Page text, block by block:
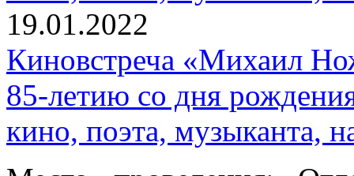
19.01.2022
Киновстреча «Михаил
85-летию со дня
кино, поэта, музыканта,